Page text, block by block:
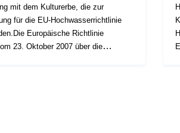
mit dem Kulturerbe, die zur
für die EU-Hochwasserrichtlinie
Europäische Richtlinie
23. Oktober 2007 über die